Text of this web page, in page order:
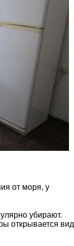
от моря, у
убирают.
открывается вид